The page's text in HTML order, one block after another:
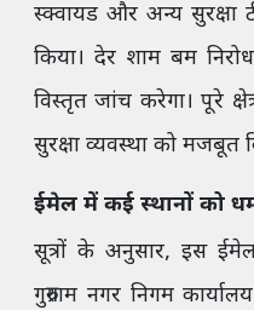
स्क्वायड और अन्य सुरक्षा
किया। देर शाम बम
विस्तृत जांच करेगा। पूरे
सुरक्षा व्यवस्था को मजबूत
ईमेल में कई स्थानों को
सूत्रों के अनुसार, इस
गुरुग्राम नगर निगम